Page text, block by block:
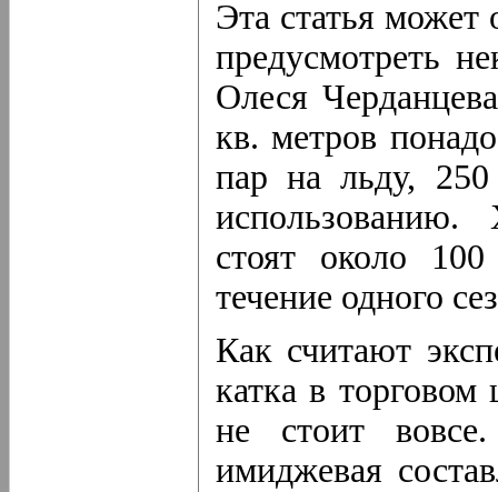
Эта статья может
предусмотреть
Олеся
кв. метров
пар на льду,
стоят около
течение одного
Как считают
катка в торговом
не стоит
имиджевая